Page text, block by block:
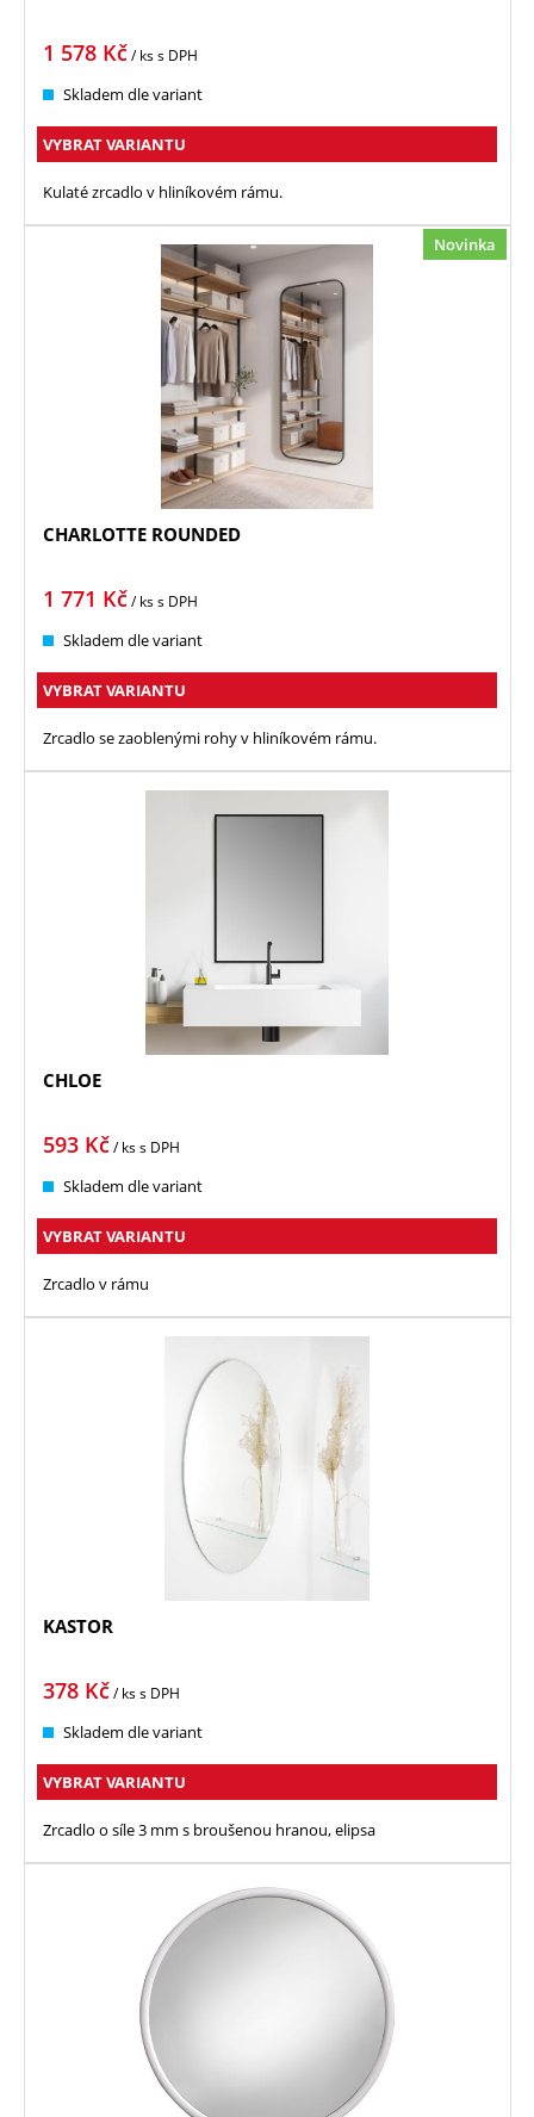
1 578 Kč/ kss DPH
Skladem dle variant
VYBRAT VARIANTU
Kulaté zrcadlo v hliníkovém rámu.
Novinka
CHARLOTTE ROUNDED
1 771 Kč/ kss DPH
Skladem dle variant
VYBRAT VARIANTU
Zrcadlo se zaoblenými rohy v hliníkovém rámu.
CHLOE
593 Kč/ kss DPH
Skladem dle variant
VYBRAT VARIANTU
Zrcadlo v rámu
KASTOR
378 Kč/ kss DPH
Skladem dle variant
VYBRAT VARIANTU
Zrcadlo o síle 3 mm s broušenou hranou, elipsa